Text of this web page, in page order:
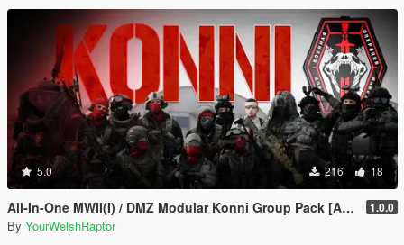
5.0 216 18
All-In-One MWII(I) / DMZ Modular Konni Group Pack [Add-On Ped & MP Male] 1.0.0
By YourWelshRaptor